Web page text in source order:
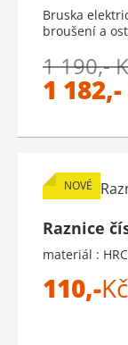
Bruska
broušení a
1 190,-
1 182,-
NOVÉ
Raznice
materiál :
110,-Kč